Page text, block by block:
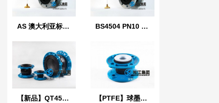
AS 澳大利亚标准橡胶膨胀节 BS4504 PN10 英国标准橡胶膨胀节
【新品】QT450球墨铸铁法兰橡胶接头 【PTFE】球墨法兰四氟橡胶接头“适用于航空煤油”